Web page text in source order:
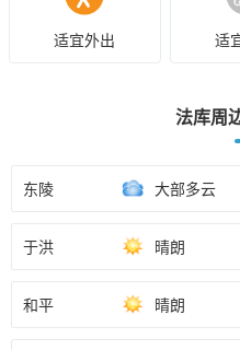
适宜外出 适
法库周
东陵 大部多云
于洪 晴朗
和平 晴朗